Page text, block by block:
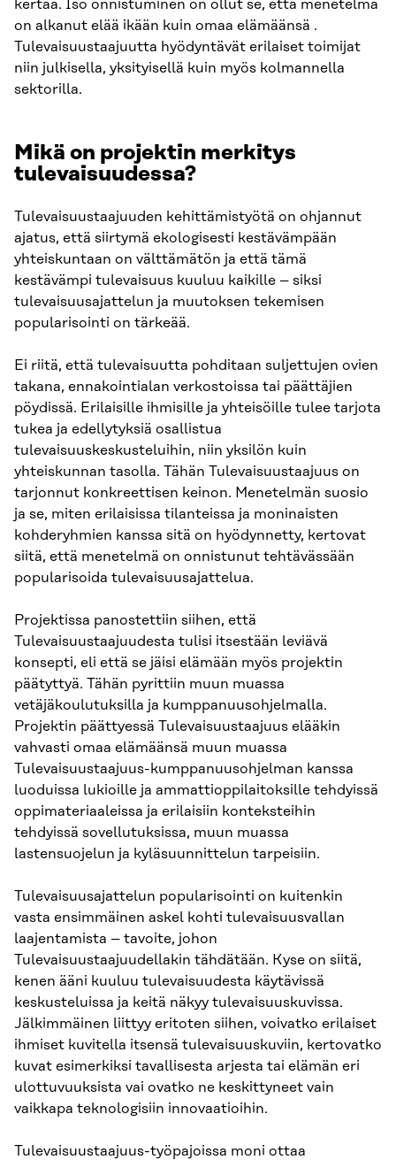
kertaa. Iso onnistuminen on ollut se, että menetelmä
on alkanut elää ikään kuin omaa elämäänsä .
Tulevaisuustaajuutta hyödyntävät erilaiset toimijat
niin julkisella, yksityisellä kuin myös kolmannella
sektorilla.
Mikä on projektin merkitys
tulevaisuudessa?
Tulevaisuustaajuuden kehittämistyötä on ohjannut
ajatus, että siirtymä ekologisesti kestävämpään
yhteiskuntaan on välttämätön ja että tämä
kestävämpi tulevaisuus kuuluu kaikille – siksi
tulevaisuusajattelun ja muutoksen tekemisen
popularisointi on tärkeää.
Ei riitä, että tulevaisuutta pohditaan suljettujen ovien
takana, ennakointialan verkostoissa tai päättäjien
pöydissä. Erilaisille ihmisille ja yhteisöille tulee tarjota
tukea ja edellytyksiä osallistua
tulevaisuuskeskusteluihin, niin yksilön kuin
yhteiskunnan tasolla. Tähän Tulevaisuustaajuus on
tarjonnut konkreettisen keinon. Menetelmän suosio
ja se, miten erilaisissa tilanteissa ja moninaisten
kohderyhmien kanssa sitä on hyödynnetty, kertovat
siitä, että menetelmä on onnistunut tehtävässään
popularisoida tulevaisuusajattelua.
Projektissa panostettiin siihen, että
Tulevaisuustaajuudesta tulisi itsestään leviävä
konsepti, eli että se jäisi elämään myös projektin
päätyttyä. Tähän pyrittiin muun muassa
vetäjäkoulutuksilla ja kumppanuusohjelmalla.
Projektin päättyessä Tulevaisuustaajuus elääkin
vahvasti omaa elämäänsä muun muassa
Tulevaisuustaajuus-kumppanuusohjelman kanssa
luoduissa lukioille ja ammattioppilaitoksille tehdyissä
oppimateriaaleissa ja erilaisiin konteksteihin
tehdyissä sovellutuksissa, muun muassa
lastensuojelun ja kyläsuunnittelun tarpeisiin.
Tulevaisuusajattelun popularisointi on kuitenkin
vasta ensimmäinen askel kohti tulevaisuusvallan
laajentamista – tavoite, johon
Tulevaisuustaajuudellakin tähdätään. Kyse on siitä,
kenen ääni kuuluu tulevaisuudesta käytävissä
keskusteluissa ja keitä näkyy tulevaisuuskuvissa.
Jälkimmäinen liittyy eritoten siihen, voivatko erilaiset
ihmiset kuvitella itsensä tulevaisuuskuviin, kertovatko
kuvat esimerkiksi tavallisesta arjesta tai elämän eri
ulottuvuuksista vai ovatko ne keskittyneet vain
vaikkapa teknologisiin innovaatioihin.
Tulevaisuustaajuus-työpajoissa moni ottaa